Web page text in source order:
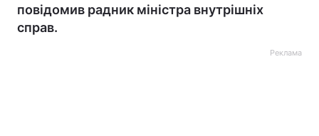
повідомив радник міністра внутрішніх
справ.
Реклама